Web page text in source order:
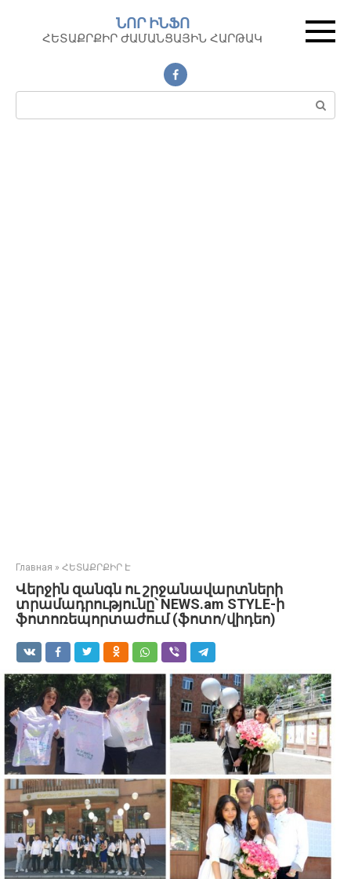
контенту
ՆՈՐ ԻՆՖՈ
ՀԵՏԱՔՐՔԻՐ ԺԱՄԱՆՑԱՅԻՆ ՀԱՐԹԱԿ
Поиск:
Главная » ՀԵՏԱՔՐՔԻՐ Է
Վերջին զանգն ու շրջանավարտների
տրամադրությունը՝ NEWS.am STYLE-ի
ֆոտոռեպորտաժում (ֆոտո/վիդեո)